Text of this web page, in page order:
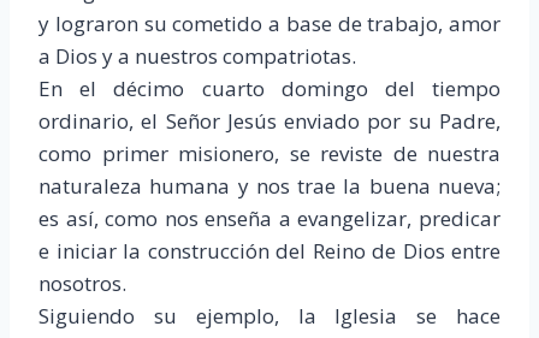
y lograron su cometido a base de trabajo, amor
a Dios y a nuestros compatriotas.
En el décimo cuarto domingo del tiempo
ordinario, el Señor Jesús enviado por su Padre,
como primer misionero, se reviste de nuestra
naturaleza humana y nos trae la buena nueva;
es así, como nos enseña a evangelizar, predicar
e iniciar la construcción del Reino de Dios entre
nosotros.
Siguiendo su ejemplo, la Iglesia se hace